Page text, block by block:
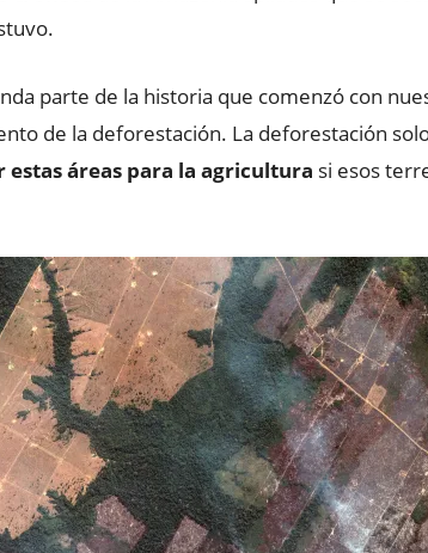
parte de la historia que comenzó con
de la deforestación. La deforestación
estas áreas para la agricultura si esos